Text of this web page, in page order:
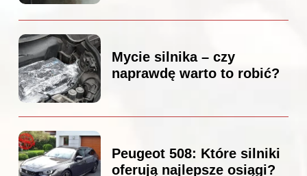
Mycie silnika – czy
naprawdę warto to robić?
Peugeot 508: Które silniki
oferują najlepsze osiągi?